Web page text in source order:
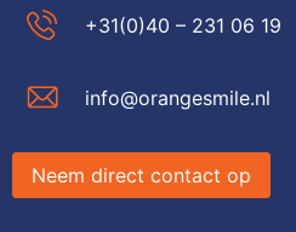
+31(0)40 – 231 06 19
info@orangesmile.nl
Neem direct contact op